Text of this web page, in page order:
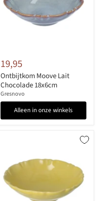
19,95
Ontbijtkom Moove Lait
Chocolade 18x6cm
Gresnovo
Alleen in onze winkels